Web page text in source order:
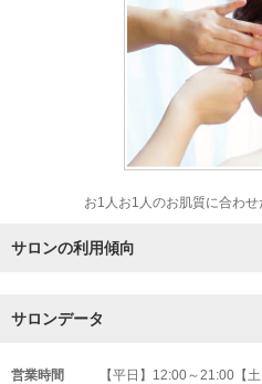
お1人お1人のお肌質に合わ
サロンの利用傾向
サロンデータ
営業時間
【平日】12:00～21:00